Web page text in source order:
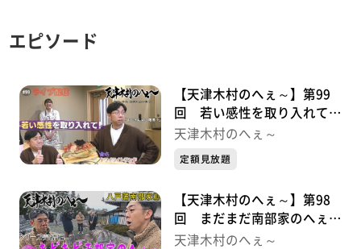
再編集したものです。
毎週金曜日 深夜０時１５分～ 絶賛放送中！！
エピソード
【天津木村のへぇ～】第99
回 若い感性を取り入れて！
ライブ配信シリーズ①
天津木村のへぇ～
定額見放題
【天津木村のへぇ～】第98
回 まだまだ南部家のへぇ～
八戸藩南部家シリーズ⑩最終
天津木村のへぇ～